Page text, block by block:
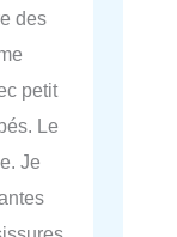
des
petit
Le
Je